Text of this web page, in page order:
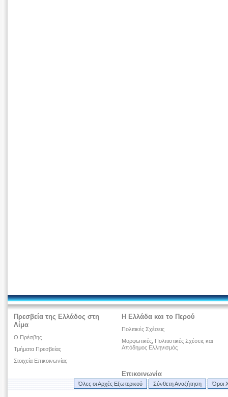
Πρεσβεία της Ελλάδος στη
Λίμα
Ο Πρέσβης
Τμήματα Πρεσβείας
Στοιχεία Επικοινωνίας
Η Ελλάδα και το Περού
Πολιτικές Σχέσεις
Μορφωτικές, Πολιτιστικές Σχέσεις και
Απόδημος Ελληνισμός
Επικοινωνία
Όλες οι Αρχές Εξωτερικού Σύνθετη Αναζήτηση Όροι